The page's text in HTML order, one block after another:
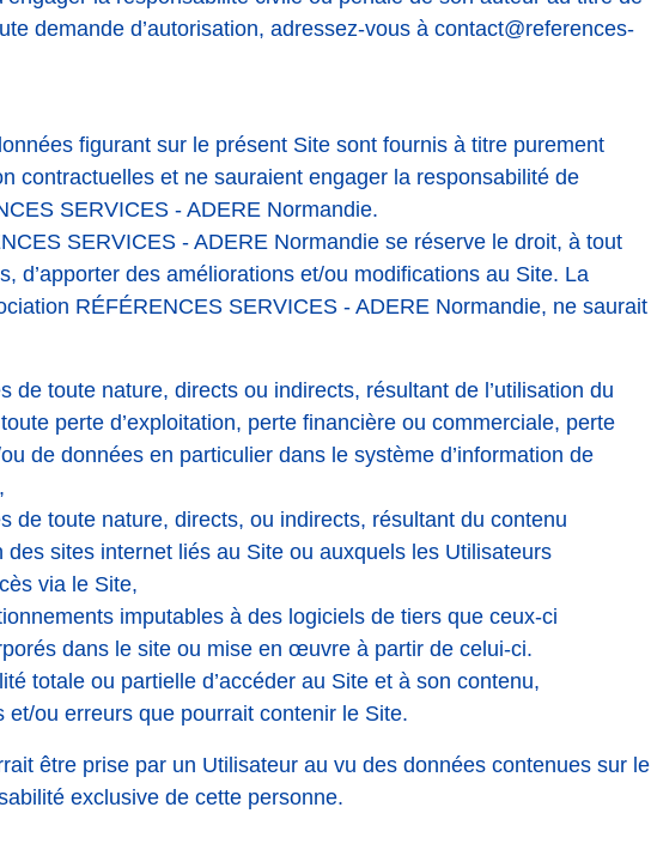
demande d’autorisation, adressez-vous à contact@references-
figurant sur le présent Site sont fournis à titre purement
contractuelles et ne sauraient engager la responsabilité de
SERVICES - ADERE Normandie.
SERVICES - ADERE Normandie se réserve le droit, à tout
d’apporter des améliorations et/ou modifications au Site. La
RÉFÉRENCES SERVICES - ADERE Normandie, ne saurait
de toute nature, directs ou indirects, résultant de l’utilisation du
perte d’exploitation, perte financière ou commerciale, perte
de données en particulier dans le système d’information de
de toute nature, directs, ou indirects, résultant du contenu
des sites internet liés au Site ou auxquels les Utilisateurs
via le Site,
imputables à des logiciels de tiers que ceux-ci
dans le site ou mise en œuvre à partir de celui-ci.
totale ou partielle d’accéder au Site et à son contenu,
et/ou erreurs que pourrait contenir le Site.
être prise par un Utilisateur au vu des données contenues sur le
exclusive de cette personne.